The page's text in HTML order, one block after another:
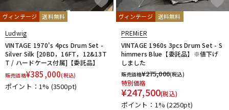
ヴィンテージ 送料無料
Ludwig
VINTAGE 1970's 4pcs Drum Set -
Silver Silk [20BD，16FT，12&13T
T / ハードケース付属]【委託品】
販売価格¥385,000(税込)
ポイント：1% (3500pt)
ヴィンテージ 送料無料
PREMiER
VINTAGE 1960s 3pcs Drum Set - S
himmers Blue【委託品】※値下げ
しました
販売価格¥275,000(税込)
特別価格
¥247,500(税込)
ポイント：1%(2250pt)